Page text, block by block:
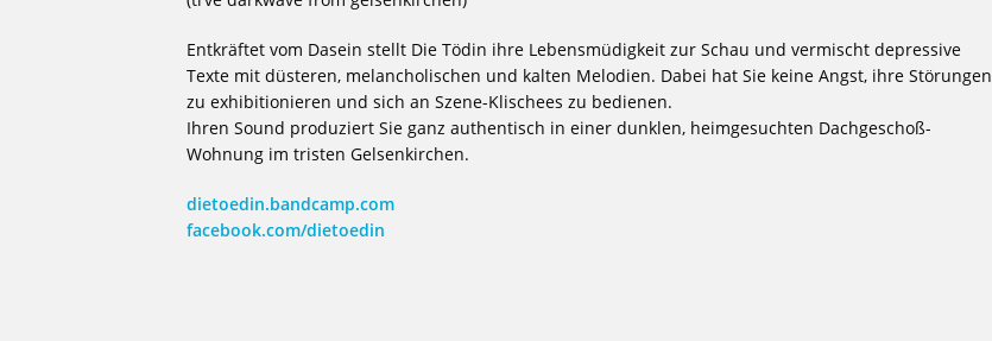
Entkräftet vom Dasein stellt Die Tödin ihre Lebensmüdigkeit zur Schau und vermischt depressive
Texte mit düsteren, melancholischen und kalten Melodien. Dabei hat Sie keine Angst, ihre Störungen
zu exhibitionieren und sich an Szene-Klischees zu bedienen.
Ihren Sound produziert Sie ganz authentisch in einer dunklen, heimgesuchten Dachgeschoß-
Wohnung im tristen Gelsenkirchen.
dietoedin.bandcamp.com
facebook.com/dietoedin